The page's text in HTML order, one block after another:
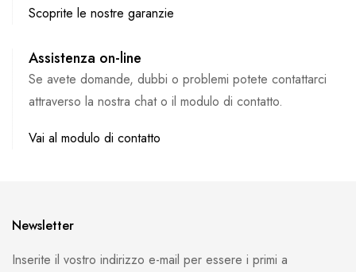
Scoprite le nostre garanzie
Assistenza on-line
Se avete domande, dubbi o problemi potete contattarci
attraverso la nostra chat o il modulo di contatto.
Vai al modulo di contatto
Newsletter
Inserite il vostro indirizzo e-mail per essere i primi a